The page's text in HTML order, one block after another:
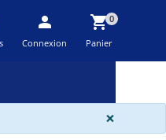
person
Connexion
shopping_cart0
Panier
×